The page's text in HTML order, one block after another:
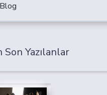
Blog
Son Yazılanlar